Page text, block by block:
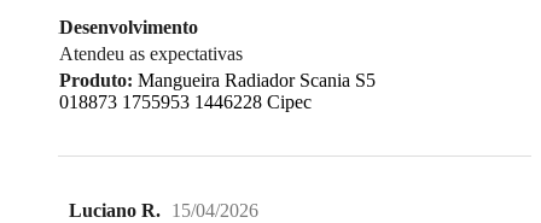
Desenvolvimento
Atendeu as expectativas
Produto: Mangueira Radiador Scania S5
018873 1755953 1446228 Cipec
Luciano R. 15/04/2026